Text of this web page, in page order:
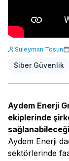
Süleyman Tosun
Siber Güvenlik
Aydem Enerji
ekiplerinde
Aydem Enerji
sektörlerinde